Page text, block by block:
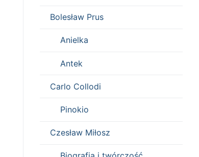
Bolesław Prus
Anielka
Antek
Carlo Collodi
Pinokio
Czesław Miłosz